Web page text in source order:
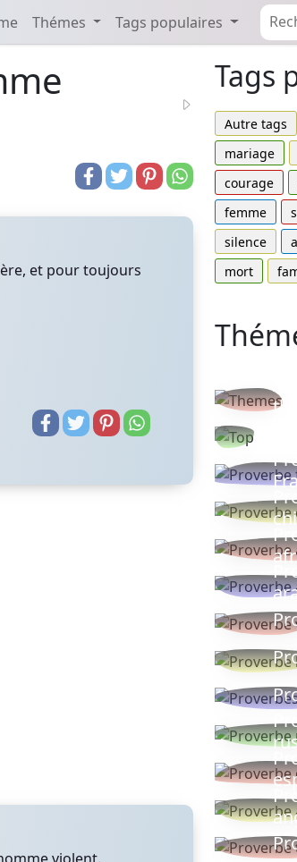
Thémes Tags populaires
et pour toujours
Tags
Autre tags
mariage
courage
femme
silence
mort